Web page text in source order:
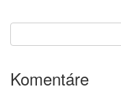
Komentáre